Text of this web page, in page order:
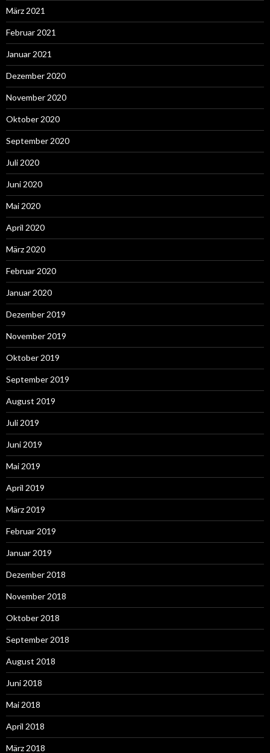
März 2021
Februar 2021
Januar 2021
Dezember 2020
November 2020
Oktober 2020
September 2020
Juli 2020
Juni 2020
Mai 2020
April 2020
März 2020
Februar 2020
Januar 2020
Dezember 2019
November 2019
Oktober 2019
September 2019
August 2019
Juli 2019
Juni 2019
Mai 2019
April 2019
März 2019
Februar 2019
Januar 2019
Dezember 2018
November 2018
Oktober 2018
September 2018
August 2018
Juni 2018
Mai 2018
April 2018
März 2018